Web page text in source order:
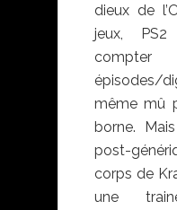
dieux de
jeux,
épisodes/
même mû
borne.
post-
corps de
une